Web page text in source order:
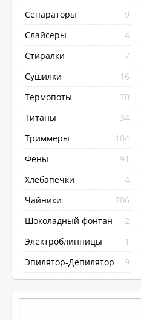
Сепараторы
9
Слайсеры
4
Стиралки
7
Сушилки
16
Термопоты
70
Титаны
34
Триммеры
104
Фены
91
Хлебапечки
4
Чайники
206
Шоколадный фонтан
2
Электроблинницы
1
Эпилятор-Депилятор
9